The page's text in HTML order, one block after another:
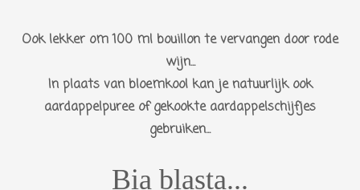
Ook lekker om 100 ml bouillon te vervangen door rode
wijn...
In plaats van bloemkool kan je natuurlijk ook
aardappelpuree of gekookte aardappelschijfjes
gebruiken...
Bia blasta...